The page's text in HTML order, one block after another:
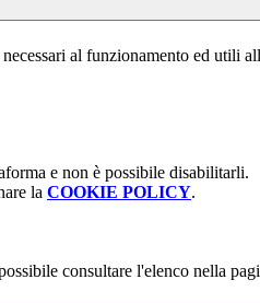
al funzionamento ed utili
e non è possibile disabilitarli.
la COOKIE POLICY.
consultare l'elenco nella